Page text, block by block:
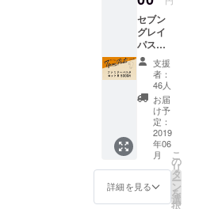
トチー
ネ
(180g)×
2袋 ・
リング
イネ
(180g)×
1袋 ・
特製ラ
グー
ソース
（COR
NER）
180g（
２食
らに送
料サー
ビス！
３種類
をそれ
ぞれ３
袋ず
つ ※一
（180g
）で2食
分です
・スパ
ゲッ
ティ
セブン
グレイ
パスタ
３種類
をたっ
ぷりと
お楽し
みいた
だける
お得な
セット
クラウ
ドファ
ウン
ディン
支援
者：
46人
お届
け予
定：
2019
年06
月
詳細を見る
こ
の
リ
タ
ー
ン
を
選
択